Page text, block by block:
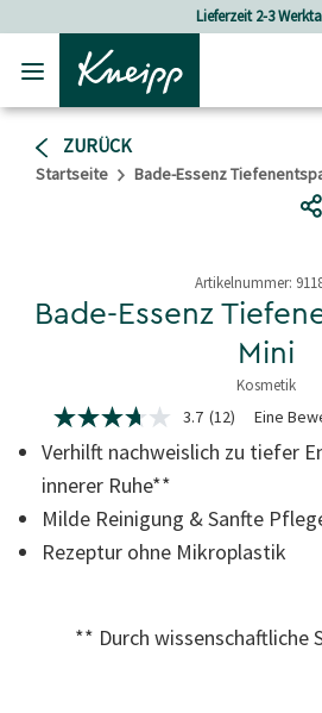
Lieferzeit 2-3 Werktage
ZURÜCK
Startseite Bade-Essenz
Artikelnummer:
Bade-Essenz
Mini
Kosmetik
4.1 von 5 Sternen
3.7
von
5
Sternen,
Bewertungswert.
12
gleichen
3.7 (12) Eine
Verhilft nachweislich zu tiefer
innerer Ruhe**
Milde Reinigung & Sanfte
Rezeptur ohne Mikroplastik
** Durch wissenschaftliche